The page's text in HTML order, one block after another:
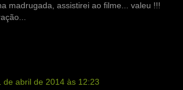
madrugada, assistirei ao filme... valeu !!!
de abril de 2014 às 12:23